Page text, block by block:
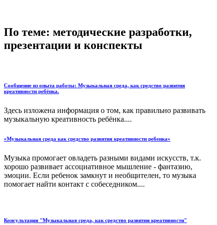
По теме: методические разработки,
презентации и конспекты
Сообщение из опыта работы: Музыкальная среда, как средство развития
креативности ребёнка.
Здесь изложена информация о том, как правильно развивать
музыкальную креативность ребёнка....
«Музыкальная среда как средство развития креативности ребенка»
Музыка промогает овладеть разными видами искусств, т.к.
хорошо развивает ассоциативное мышление - фантазию,
эмоции. Если ребенок замкнут и необщителен, то музыка
помогает найти контакт с собеседником....
Консультация "Музыкальная среда, как средство развития креативности"